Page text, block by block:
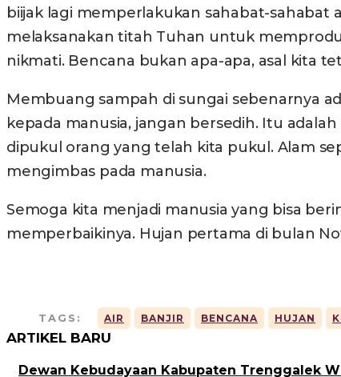
biijak lagi memperlakukan sahabat-
melaksanakan titah Tuhan untuk
nikmati. Bencana bukan apa-apa, asal kita
Membuang sampah di sungai sebenarnya
kepada manusia, jangan bersedih. Itu
dipukul orang yang telah kita pukul. Alam
mengimbas pada manusia.
Semoga kita menjadi manusia yang bisa
memperbaikinya. Hujan pertama di bulan
TAGS: AIR BANJIR BENCANA HUJAN
ARTIKEL BARU
Dewan Kebudayaan Kabupaten Trenggalek